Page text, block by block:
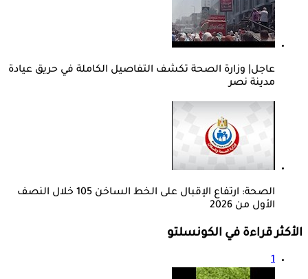
عاجل| وزارة الصحة تكشف التفاصيل الكاملة في حريق عيادة
مدينة نصر
الصحة: ارتفاع الإقبال على الخط الساخن 105 خلال النصف
الأول من 2026
الأكثر قراءة في الكونسلتو
1